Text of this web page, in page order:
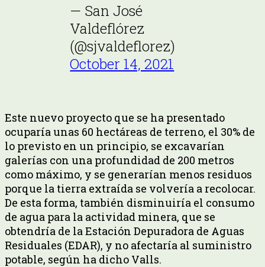
— San José
Valdeflórez
(@sjvaldeflorez)
October 14, 2021
Este nuevo proyecto que se ha presentado
ocuparía unas 60 hectáreas de terreno, el 30% de
lo previsto en un principio, se excavarían
galerías con una profundidad de 200 metros
como máximo, y se generarían menos residuos
porque la tierra extraída se volvería a recolocar.
De esta forma, también disminuiría el consumo
de agua para la actividad minera, que se
obtendría de la Estación Depuradora de Aguas
Residuales (EDAR), y no afectaría al suministro
potable, según ha dicho Valls.